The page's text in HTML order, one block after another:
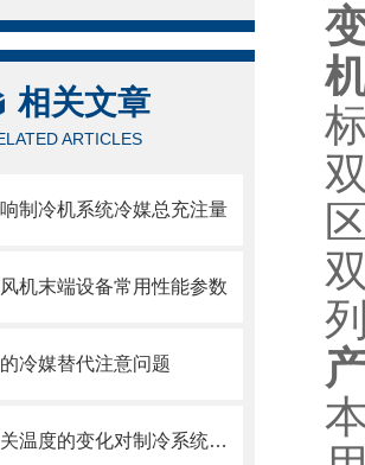
相关文章
ARTICLES
制冷机系统冷媒总充注量
机末端设备常用性能参数
冷媒替代注意问题
冷水机组相关温度的变化对制冷系统的影响